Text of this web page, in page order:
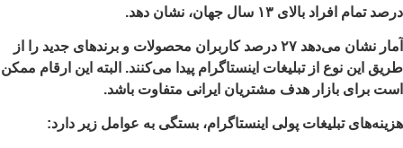
تمام افراد بالای ۱۳ سال جهان، نشان دهد.
آمار نشان می‌دهد ۲۷ درصد کاربران محصولات و برندهای جدید را از
این نوع از تبلیغات اینستاگرام پیدا می‌کنند. البته این ارقام ممکن
برای بازار هدف مشتریان ایرانی متفاوت باشد.
تبلیغات پولی اینستاگرام، بستگی به عوامل زیر دارد: